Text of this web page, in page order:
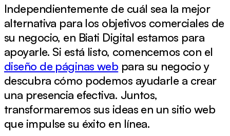
Independientemente de cuál sea la mejor
alternativa para los objetivos comerciales de
su negocio, en Biati Digital estamos para
apoyarle. Si está listo, comencemos con el
diseño de páginas web para su negocio y
descubra cómo podemos ayudarle a crear
una presencia efectiva. Juntos,
transformaremos sus ideas en un sitio web
que impulse su éxito en línea.